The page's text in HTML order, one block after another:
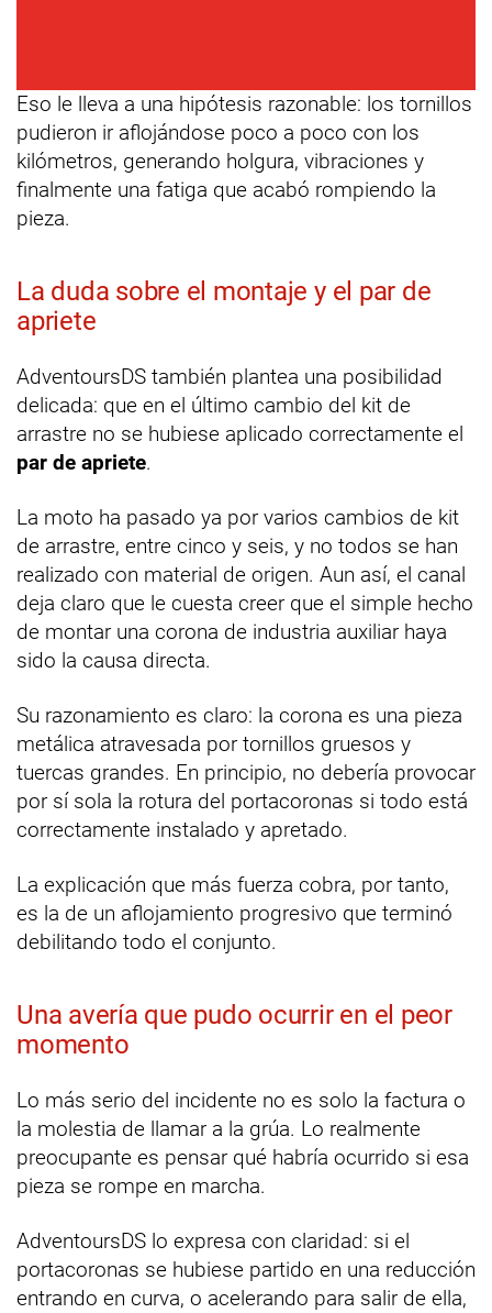
Eso le lleva a una hipótesis razonable: los tornillos
pudieron ir aflojándose poco a poco con los
kilómetros, generando holgura, vibraciones y
finalmente una fatiga que acabó rompiendo la
pieza.
La duda sobre el montaje y el par de
apriete
AdventoursDS también plantea una posibilidad
delicada: que en el último cambio del kit de
arrastre no se hubiese aplicado correctamente el
par de apriete.
La moto ha pasado ya por varios cambios de kit
de arrastre, entre cinco y seis, y no todos se han
realizado con material de origen. Aun así, el canal
deja claro que le cuesta creer que el simple hecho
de montar una corona de industria auxiliar haya
sido la causa directa.
Su razonamiento es claro: la corona es una pieza
metálica atravesada por tornillos gruesos y
tuercas grandes. En principio, no debería provocar
por sí sola la rotura del portacoronas si todo está
correctamente instalado y apretado.
La explicación que más fuerza cobra, por tanto,
es la de un aflojamiento progresivo que terminó
debilitando todo el conjunto.
Una avería que pudo ocurrir en el peor
momento
Lo más serio del incidente no es solo la factura o
la molestia de llamar a la grúa. Lo realmente
preocupante es pensar qué habría ocurrido si esa
pieza se rompe en marcha.
AdventoursDS lo expresa con claridad: si el
portacoronas se hubiese partido en una reducción
entrando en curva, o acelerando para salir de ella,